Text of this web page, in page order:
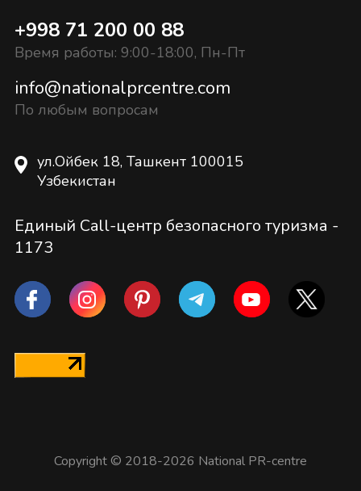
+998 71 200 00 88
Время работы: 9:00-18:00, Пн-Пт
info@nationalprcentre.com
По любым вопросам
ул.Ойбек 18, Ташкент 100015
Узбекистан
Единый Call-центр безопасного туризма -
1173
Copyright © 2018-2026 National PR-centre